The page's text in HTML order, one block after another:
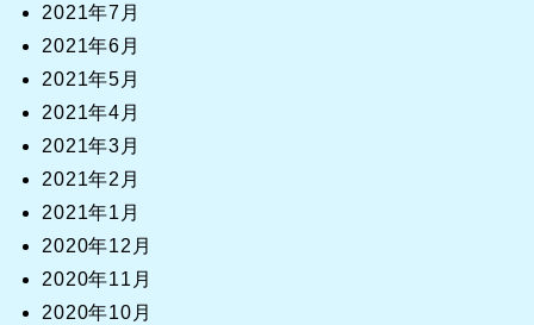
2021年7月
2021年6月
2021年5月
2021年4月
2021年3月
2021年2月
2021年1月
2020年12月
2020年11月
2020年10月